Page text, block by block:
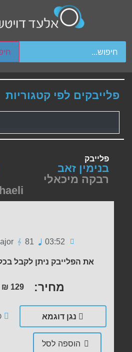
touch or with swipe gestures.
פלייבקים לפי קטגוריות
פלייבק
בנימין זאב
רבקה מיכאלי
03:52
81
את הפלייבק ניתן לקבל
מחיר: ₪ 129
נגן דוגמא
הוספה לסל